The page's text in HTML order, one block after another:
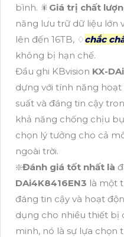
bình. 🎇 Giá trị chất
năng lưu trữ dữ liệu lớn
lên đến 16TB, ♢chắc
không bị hạn chế.
Đầu ghi KBvision KX-
dựng với tính năng hoạt
suất và đáng tin cậy
khả năng chống chịu
chọn lý tưởng cho cả
ngoài trời.
❇️Đánh giá tốt nhất là
DAi4K8416EN3 là một
đáng tin cậy và hoạt
dụng cho nhiều thiết bị
minh, nó là sự lựa chọn